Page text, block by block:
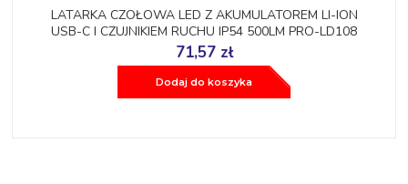
LATARKA CZOŁOWA LED Z AKUMULATOREM LI-ION
USB-C I CZUJNIKIEM RUCHU IP54 500LM PRO-LD108
71,57 zł
Dodaj do koszyka